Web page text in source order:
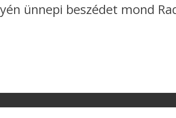
ünnepi beszédet mond